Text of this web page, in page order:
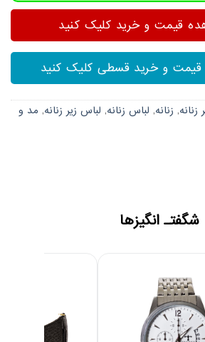
قیمت و خرید کلیک کنید
و خرید قسطی کلیک کنید
, زنانه, لباس زنانه, لباس زیر زنانه, مد و
شگفتـ انگیزها